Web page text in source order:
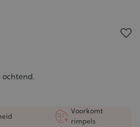
ochtend.
Voorkomt
rimpels